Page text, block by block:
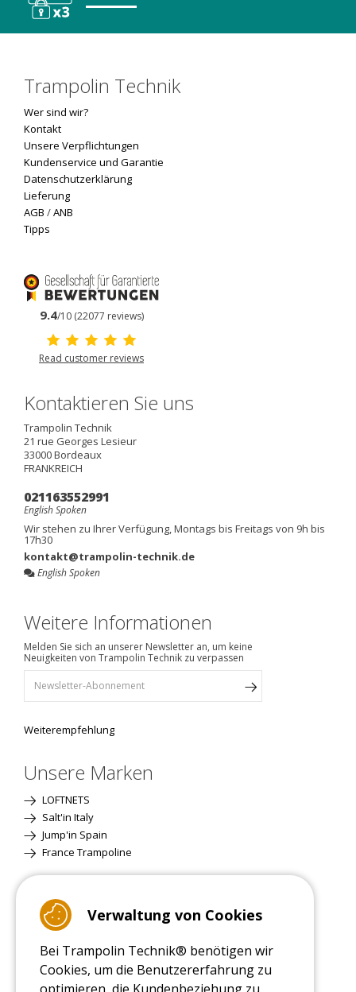
Trampolin Technik
Wer sind wir?
Kontakt
Unsere Verpflichtungen
Kundenservice und Garantie
Datenschutzerklärung
Lieferung
AGB /ANB
Tipps
9.4/10 (22077 reviews)
Read customer reviews
Kontaktieren Sie uns
Trampolin Technik
21 rue Georges Lesieur
33000Bordeaux
FRANKREICH
021163552991
English Spoken
Wir stehen zu Ihrer Verfügung, Montags bis Freitags von 9h bis
17h30
kontakt@trampolin-technik.de
English Spoken
Weitere Informationen
Melden Sie sich an unserer Newsletter an, um keine
Neuigkeiten von Trampolin Technik zu verpassen
Weiterempfehlung
Unsere Marken
LOFTNETS
Salt'in Italy
Jump'in Spain
France Trampoline
Verwaltung von Cookies
Bei Trampolin Technik® benötigen wir
Cookies, um die Benutzererfahrung zu